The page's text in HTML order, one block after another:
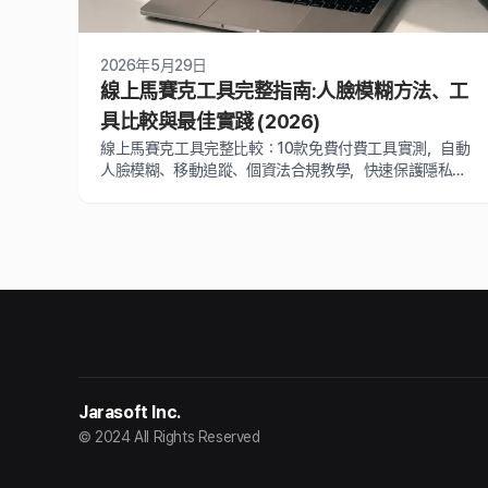
2026年5月29日
線上馬賽克工具完整指南:人臉模糊方法、工
具比較與最佳實踐 (2026)
線上馬賽克工具完整比較：10款免費付費工具實測，自動
人臉模糊、移動追蹤、個資法合規教學，快速保護隱私與
Jarasoft Inc.
© 2024 All Rights Reserved